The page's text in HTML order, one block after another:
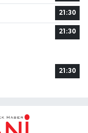
21:30
21:30
21:30